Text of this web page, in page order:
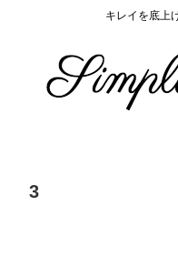
キレイを底上
3